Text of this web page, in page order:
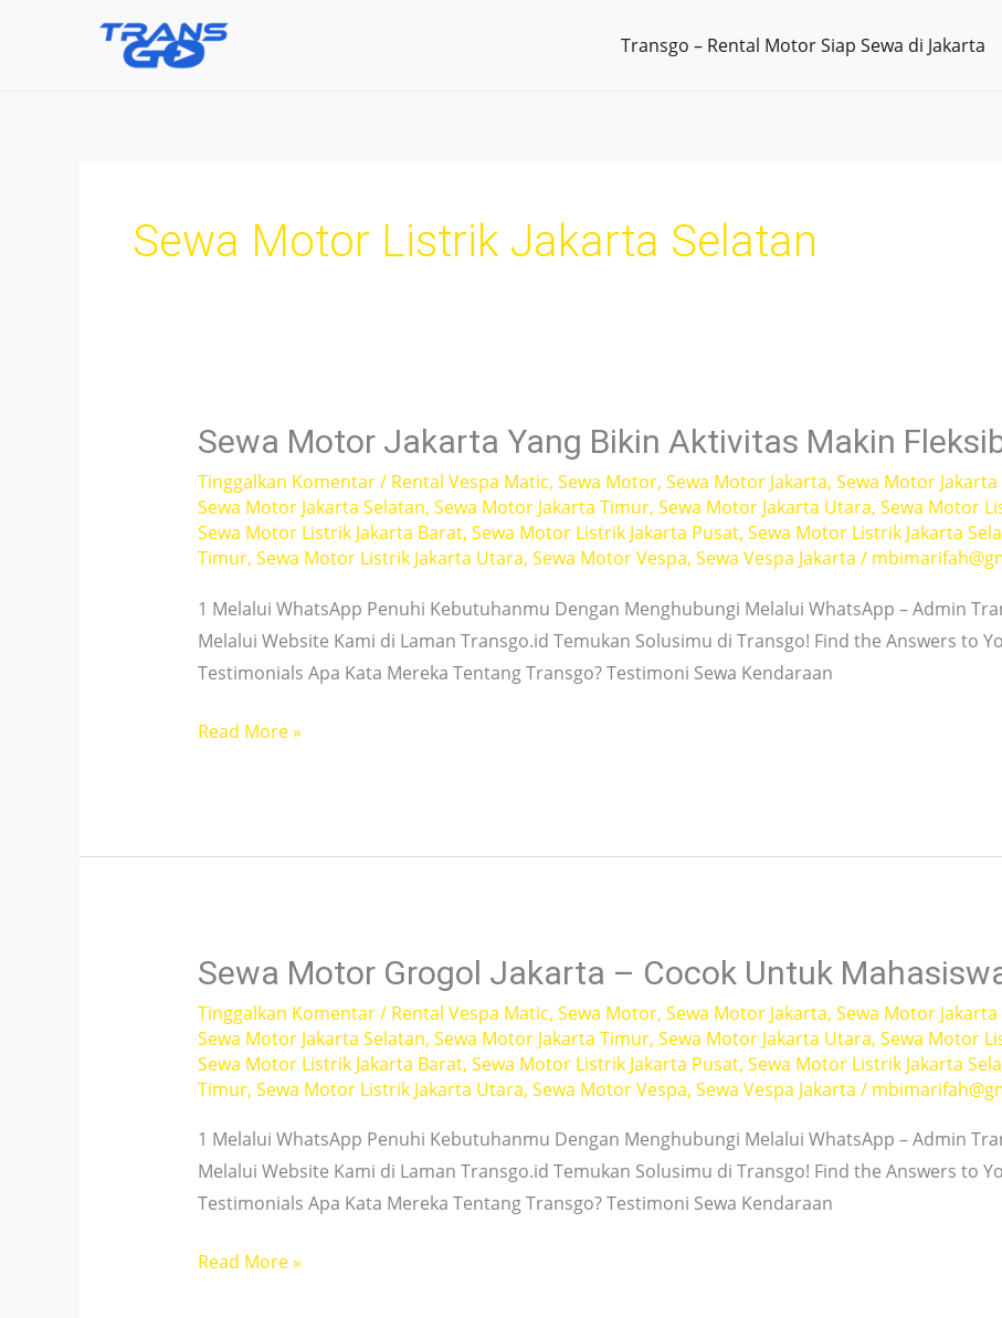
Transgo – Rental Motor Siap Sewa di Jakarta
Sewa Motor Listrik Jakarta Selatan
Sewa Motor Jakarta Yang Bikin Aktivitas Makin
Tinggalkan Komentar/ Rental Vespa Matic, Sewa Motor, Sewa Motor Jakarta, Sewa Motor
Sewa Motor Jakarta Selatan, Sewa Motor Jakarta Timur, Sewa Motor Jakarta Utara, Sewa Motor
Sewa Motor Listrik Jakarta Barat, Sewa Motor Listrik Jakarta Pusat, Sewa Motor Listrik Jakarta
Timur, Sewa Motor Listrik Jakarta Utara, Sewa Motor Vespa, Sewa Vespa Jakarta /
1 Melalui WhatsApp Penuhi Kebutuhanmu Dengan Menghubungi Melalui WhatsApp – Admin
Melalui Website Kami di Laman Transgo.id Temukan Solusimu di Transgo! Find the Answers to
Testimonials Apa Kata Mereka Tentang Transgo? Testimoni Sewa Kendaraan
Sewa
Bikin
&
Hemat
Read More »
Sewa Motor Grogol Jakarta – Cocok Untuk
Tinggalkan Komentar/ Rental Vespa Matic, Sewa Motor, Sewa Motor Jakarta, Sewa Motor
Sewa Motor Jakarta Selatan, Sewa Motor Jakarta Timur, Sewa Motor Jakarta Utara, Sewa Motor
Sewa Motor Listrik Jakarta Barat, Sewa Motor Listrik Jakarta Pusat, Sewa Motor Listrik Jakarta
Timur, Sewa Motor Listrik Jakarta Utara, Sewa Motor Vespa, Sewa Vespa Jakarta /
1 Melalui WhatsApp Penuhi Kebutuhanmu Dengan Menghubungi Melalui WhatsApp – Admin
Melalui Website Kami di Laman Transgo.id Temukan Solusimu di Transgo! Find the Answers to
Testimonials Apa Kata Mereka Tentang Transgo? Testimoni Sewa Kendaraan
Sewa
Read More »